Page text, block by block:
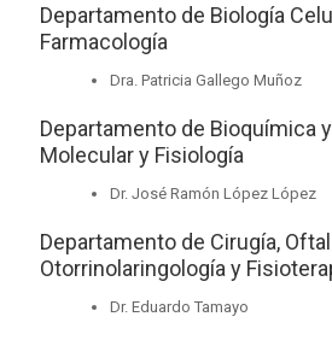
Departamento de Biología
Farmacología
Dra. Patricia Gallego Muñoz
Departamento de Bioquímica
Molecular y Fisiología
Dr. José Ramón López López
Departamento de Cirugía,
Otorrinolaringología y
Dr. Eduardo Tamayo